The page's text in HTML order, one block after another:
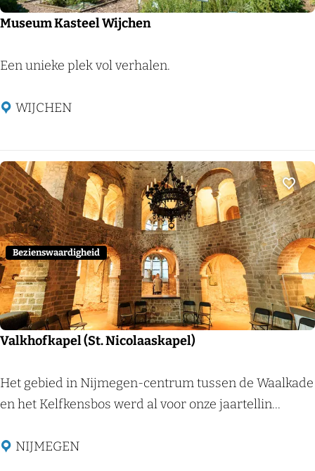
n
Museum Kasteel Wijchen
M
s
m
K
a
s
t
e
e
l
W
j
c
e
Een unieke plek vol verhalen.
WIJCHEN
Valkhofkapel (St. Nicolaaskapel)
V
a
k
Het gebied in Nijmegen-centrum tussen de Waalkade
en het Kelfkensbos werd al voor onze jaartellin...
NIJMEGEN
Bezienswaardigheid